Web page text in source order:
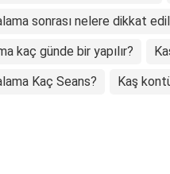
sonrası nelere dikkat
kaç günde bir yapılır?
Kaç Seans?
Kaş